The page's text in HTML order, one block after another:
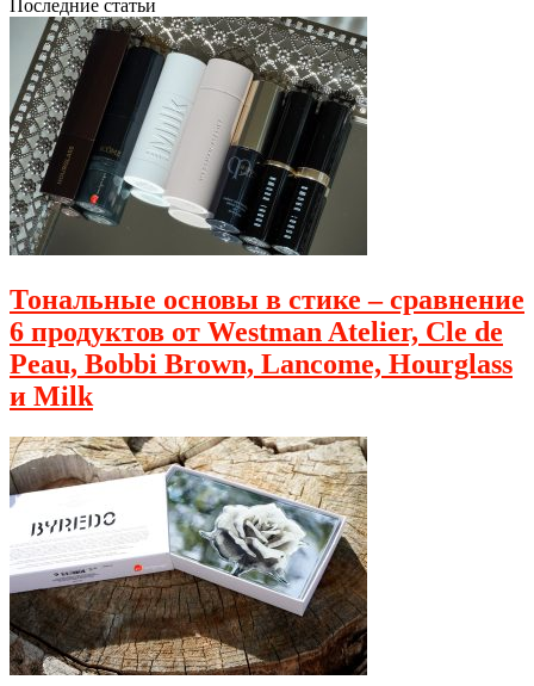
Последние статьи
Тональные основы в стике – сравнение
6 продуктов от Westman Atelier, Cle de
Peau, Bobbi Brown, Lancome, Hourglass
и Milk